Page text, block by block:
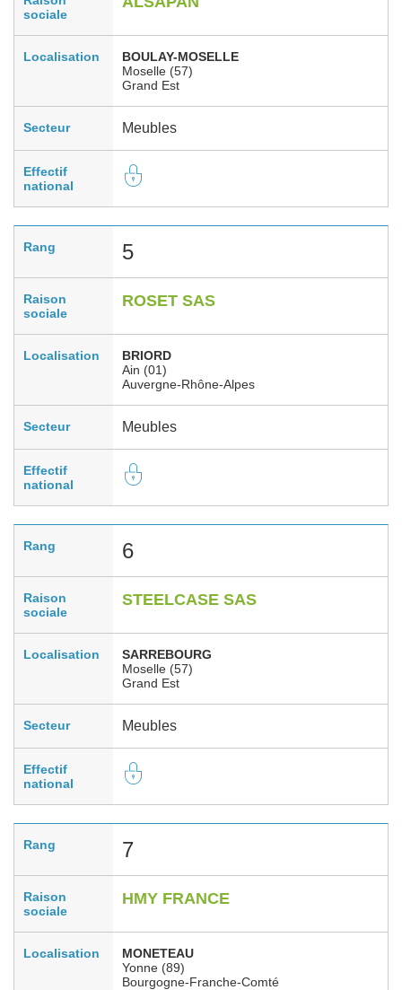
sociale
Localisation
BOULAY-MOSELLE
Moselle (57)
Grand Est
Secteur Meubles
Effectif
national
Rang 5
Raison
sociale
ROSET SAS
Localisation
BRIORD
Ain (01)
Auvergne-Rhône-Alpes
Secteur Meubles
Effectif
national
Rang 6
Raison
sociale
STEELCASE SAS
Localisation
SARREBOURG
Moselle (57)
Grand Est
Secteur Meubles
Effectif
national
Rang 7
Raison
sociale
HMY FRANCE
Localisation
MONETEAU
Yonne (89)
Bourgogne-Franche-Comté